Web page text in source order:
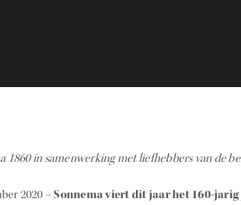
1860 in samenwerking met liefhebbers van de
2020 –Sonnema viert dit jaar het 160-